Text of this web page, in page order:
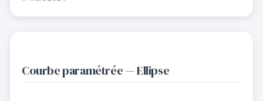
Courbe paramétrée — Ellipse